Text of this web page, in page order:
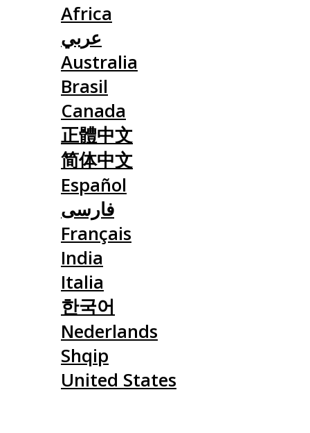
Africa
عربي
Australia
Brasil
Canada
正體中文
简体中文
Español
فارسی
Français
India
Italia
한국어
Nederlands
Shqip
United States